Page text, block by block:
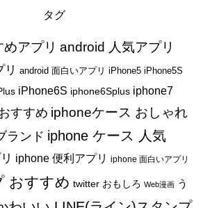
タグ
アプリ android 人気アプリ
リ android 面白いアプリ iPhone5 iPhone5S
iPhone6S iphone6Splus iphone7
すすめ iphoneケース おしゃれ
ランド iphone ケース 人気
iphone 便利アプリ iphone 面白いアプリ
おすすめ twitter おもしろ Web漫画 う